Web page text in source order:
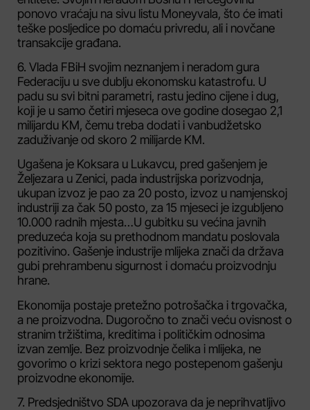
ponovo vraćaju na sivu listu Moneyvala, što će imati
teške posljedice po domaću privredu, ali i novčane
transakcije građana.
6. Vlada FBiH svojim neznanjem i neradom gura
Federaciju u sve dublju ekonomsku katastrofu. U
padu su svi bitni parametri, rastu jedino cijene i dug,
koji je u samo četiri mjeseca ove godine dosegao 2,1
milijardu KM, čemu treba dodati i vanbudžetsko
zaduživanje od skoro 2 milijarde KM.
Ugašena je Koksara u Lukavcu, pred gašenjem je
Željezara u Zenici, pada industrijska porizvodnja,
ukupan izvoz je pao za 20 posto, izvoz u namjenskoj
industriji za čak 50 posto, za 15 mjeseci je izgubljeno
10.000 radnih mjesta…U gubitku su većina javnih
preduzeća koja su prethodnom mandatu poslovala
pozitivino. Gašenje industrije mlijeka znači da država
gubi prehrambenu sigurnost i domaću proizvodnju
hrane.
Ekonomija postaje pretežno potrošačka i trgovačka,
a ne proizvodna. Dugoročno to znači veću ovisnost o
stranim tržištima, kreditima i političkim odnosima
izvan zemlje. Bez proizvodnje čelika i mlijeka, ne
govorimo o krizi sektora nego postepenom gašenju
proizvodne ekonomije.
7. Predsjedništvo SDA upozorava da je neprihvatljivo